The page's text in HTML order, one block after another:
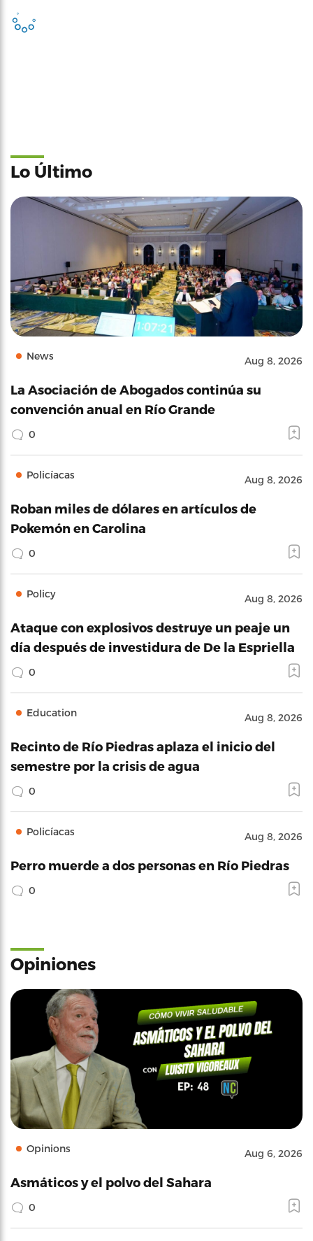
Lo Último
News Aug 8, 2026
La Asociación de Abogados continúa su
convención anual en Río Grande
0
Policíacas Aug 8, 2026
Roban miles de dólares en artículos de
Pokemón en Carolina
0
Policy Aug 8, 2026
Ataque con explosivos destruye un peaje un
día después de investidura de De la Espriella
0
Education Aug 8, 2026
Recinto de Río Piedras aplaza el inicio del
semestre por la crisis de agua
0
Policíacas Aug 8, 2026
Perro muerde a dos personas en Río Piedras
0
Opiniones
Opinions Aug 6, 2026
Asmáticos y el polvo del Sahara
0